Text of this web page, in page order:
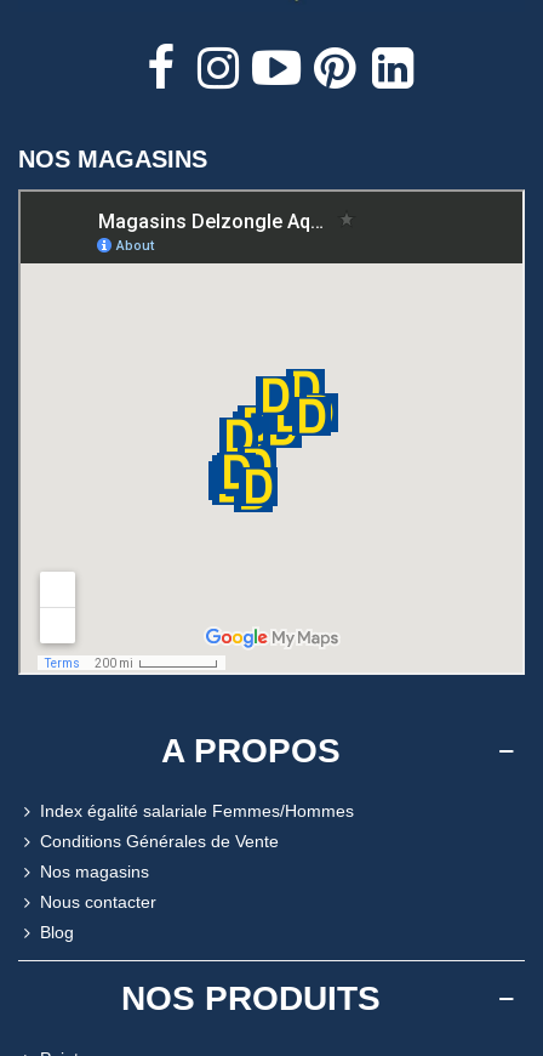
NOS MAGASINS
A PROPOS
Index égalité salariale Femmes/Hommes
Conditions Générales de Vente
Nos magasins
Nous contacter
Blog
NOS PRODUITS